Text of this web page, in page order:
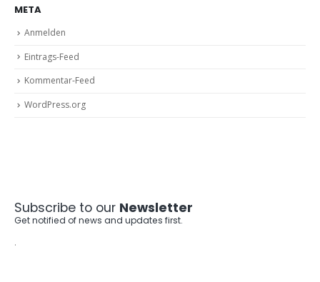
META
Anmelden
Eintrags-Feed
Kommentar-Feed
WordPress.org
Subscribe to our Newsletter
Get notified of news and updates first.
.